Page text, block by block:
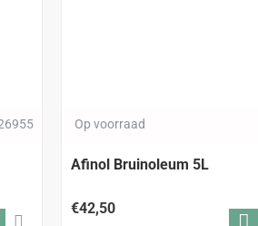
Op voorraad
Afinol Bruinoleum 5L
€42,50